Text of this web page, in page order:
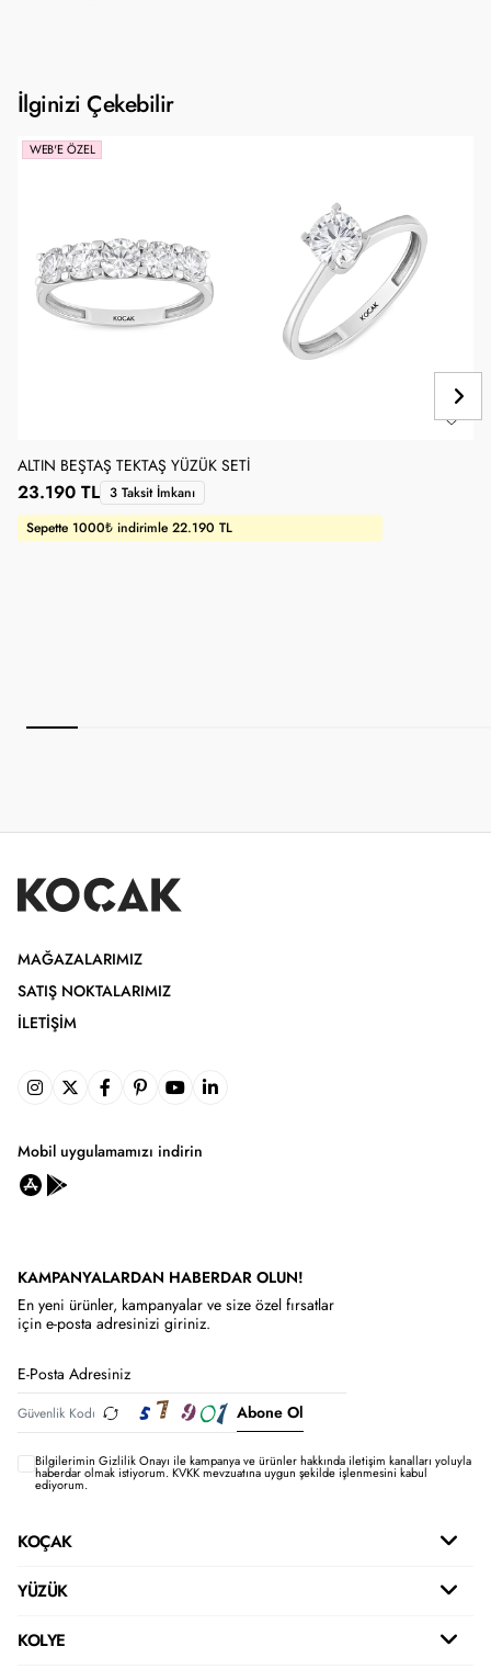
İlginizi Çekebilir
WEB'E ÖZEL
ALTIN BEŞTAŞ TEKTAŞ YÜZÜK SETI
Sepette 1000₺ indirimle 22.190 TL
23.190 TL 3 Taksit İmkanı
MAĞAZALARIMIZ
SATIŞ NOKTALARIMIZ
İLETIŞIM
Mobil uygulamamızı indirin
KAMPANYALARDAN HABERDAR OLUN!
En yeni ürünler, kampanyalar ve size özel fırsatlar
için e-posta adresinizi giriniz.
Abone Ol
Bilgilerimin Gizlilik Onayı ile kampanya ve ürünler hakkında iletişim kanalları yoluyla
haberdar olmak istiyorum.KVKK mevzuatına uygun şekilde işlenmesini kabul
ediyorum.
KOÇAK
YÜZÜK
KOLYE